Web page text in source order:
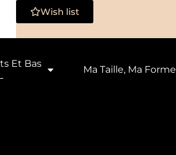
Wish list
Et Bas
Ma Taille, Ma Forme